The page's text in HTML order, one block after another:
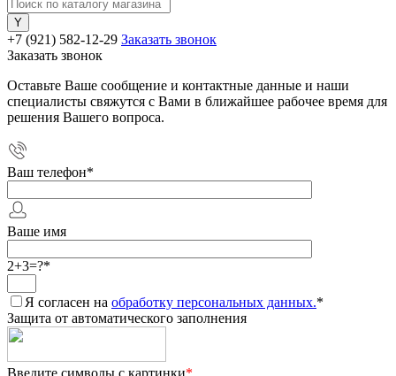
+7 (921) 582-12-29 Заказать звонок
Заказать звонок
Оставьте Ваше сообщение и контактные данные и наши
специалисты свяжутся с Вами в ближайшее рабочее время для
решения Вашего вопроса.
Ваш телефон*
Ваше имя
2+3=?*
Я согласен на обработку персональных данных.*
Защита от автоматического заполнения
Введите символы с картинки*